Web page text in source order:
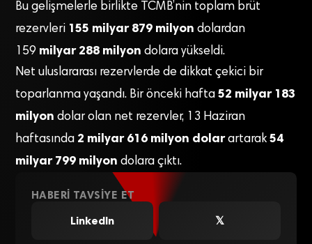
Bu gelişmelerle birlikte TCMB’nin toplam brüt
rezervleri 155 milyar 879 milyon dolardan
159 milyar 288 milyon dolara yükseldi.
Net uluslararası rezervlerde de dikkat çekici bir
toparlanma yaşandı. Bir önceki hafta 52 milyar 183
milyon dolar olan net rezervler, 13 Haziran
haftasında 2 milyar 616 milyon dolarartarak54
milyar 799 milyon dolara çıktı.
HABERI TAVSIYE ET
LinkedIn
𝕏